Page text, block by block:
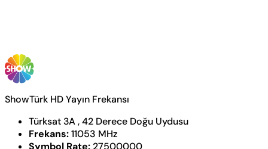
ShowTürk HD Yayın Frekansı
Türksat 3A , 42 Derece Doğu Uydusu
Frekans:11053 MHz
Symbol Rate: 27500000